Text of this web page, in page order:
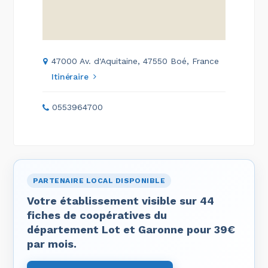
47000 Av. d'Aquitaine, 47550 Boé, France
Itinéraire
0553964700
PARTENAIRE LOCAL DISPONIBLE
Votre établissement visible sur 44
fiches de coopératives du
département Lot et Garonne pour 39€
par mois.